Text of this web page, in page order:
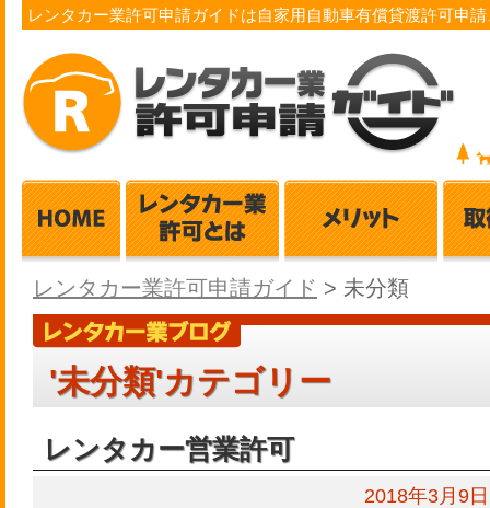
レンタカー業許可申請ガイドは自家用自動車有償貸渡許可申
レンタカー業許可申請ガイド > 未分類
'未分類'カテゴリー
レンタカー営業許可
2018年3月9日